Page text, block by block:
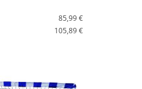
85,99 €
105,89 €